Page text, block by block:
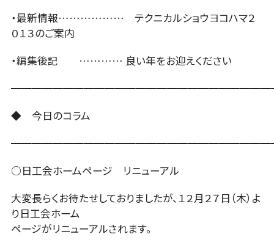
ENGLISH
入会案内 会員名簿
お問い合わせ
・最新情報……………… テクニカルショウヨコハマ２
０１３のご案内
・編集後記 ………… 良い年をお迎えください
◆ 今日のコラム
○日工会ホームページ リニューアル
大変長らくお待たせしておりましたが、１２月２７日（木）よ
り日工会ホーム
ページがリニューアルされます。